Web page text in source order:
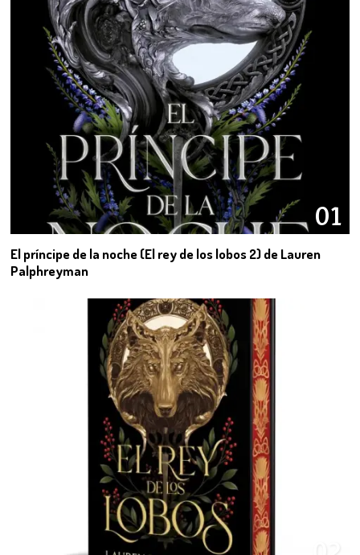
01
El príncipe de la noche (El rey de los lobos 2) de Lauren
Palphreyman